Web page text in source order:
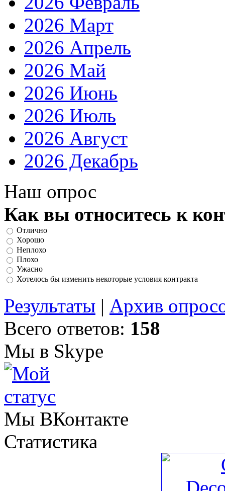
2026 Март
2026 Апрель
2026 Май
2026 Июнь
2026 Июль
2026 Август
2026 Декабрь
Наш опрос
Как вы относитесь к
Отлично
Хорошо
Неплохо
Плохо
Ужасно
Хотелось бы изменить некоторые условия контракта
Результаты | Архив
Всего ответов: 158
Мы в Skype
Мы ВКонтакте
Статистика